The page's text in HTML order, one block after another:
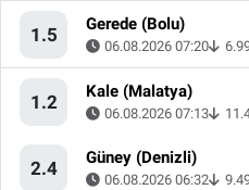
1.5 Gerede (Bolu)
06.08.2026 07:20
1.2 Kale (Malatya)
06.08.2026 07:13
2.4 Güney (Denizli)
06.08.2026 06:32